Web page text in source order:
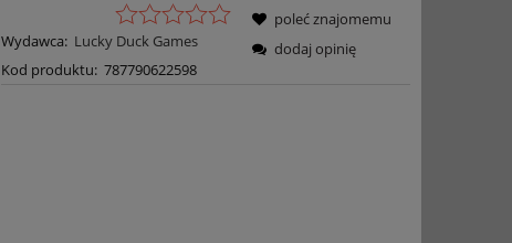
Wydawca: Lucky Duck Games
Kod produktu: 787790622598
poleć znajomemu
dodaj opinię